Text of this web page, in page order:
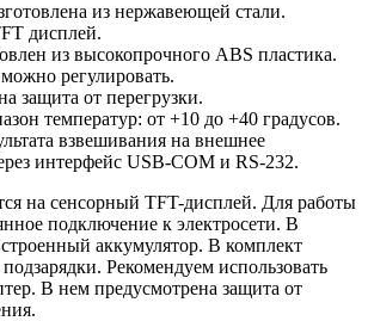
из нержавеющей стали.
дисплей.
из высокопрочного ABS пластика.
регулировать.
защита от перегрузки.
температур: от +10 до +40 градусов.
взвешивания на внешнее
интерфейс USB-COM и RS-232.
на сенсорный TFT-дисплей. Для работы
подключение к электросети. В
аккумулятор. В комплект
Рекомендуем использовать
В нем предусмотрена защита от